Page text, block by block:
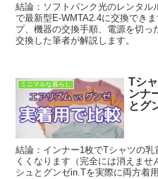
結論：ソフトバンク光のレンタ
で最新型E-WMTA2.4に交換でき
プ、機器の交換手順、電源を切っ
交換した筆者が解説します。
ミニマルな暮らし
Tシ
ンナ
とグ
結論：インナー1枚でTシャツの
くくなります（完全には消えま
シュとグンゼin.Tを実際に両方着